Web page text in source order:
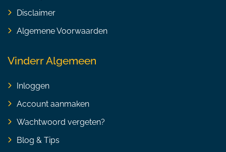
Disclaimer
Algemene Voorwaarden
Vinderr Algemeen
Inloggen
Account aanmaken
Wachtwoord vergeten?
Blog & Tips